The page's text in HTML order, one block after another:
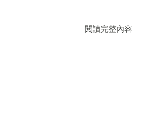
閱讀完整內容